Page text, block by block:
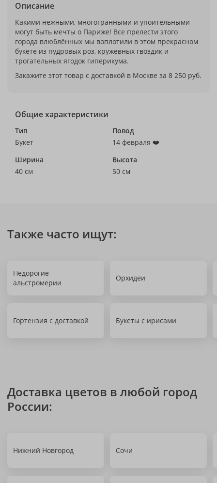
Описание
Какими нежными, многогранными и упоительными
могут быть мечты о Париже! Все прелести этого
города влюблённых мы воплотили в этом прекрасном
букете из пудровых роз, кружевных гвоздик и
трогательных ягодок гиперикума.
Закажите этот товар с доставкой в Москве за 8 250 руб.
Общие характеристики
Тип
Букет
Повод
14 февраля ❤️
Ширина
40 см
Высота
50 см
Также часто ищут:
Недорогие
альстромерии
Орхидеи
Гортензия с доставкой Букеты с ирисами
Доставка цветов в любой город
России:
Нижний Новгород Сочи